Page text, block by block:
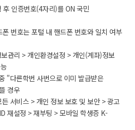
인증번호(4자리)를 ON 국민
번호는 포털 내 핸드폰 번호와 일치 여부
관리 > 개인환경설정 > 개인(계좌)정보
"다른학번 사번으로 이미 발급받은
경우
서비스 > 개인 정보 보호 및 보안 > 광고
재설정 > 재부팅 > 모바일 학생증 K-